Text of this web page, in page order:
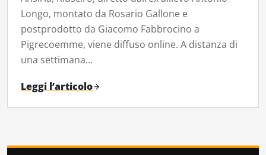
Longo, montato da Rosario Gallone e
postprodotto da Giacomo Fabbrocino a
Pigrecoemme, viene diffuso online. A distanza di
una settimana…
Leggi l’articolo